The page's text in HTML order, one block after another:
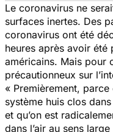
Le coronavirus ne
surfaces inertes. Des
coronavirus ont été
heures après avoir été
américains. Mais pour
précautionneux sur
« Premièrement,
système huis clos
et qu’on est
dans l’air au sens